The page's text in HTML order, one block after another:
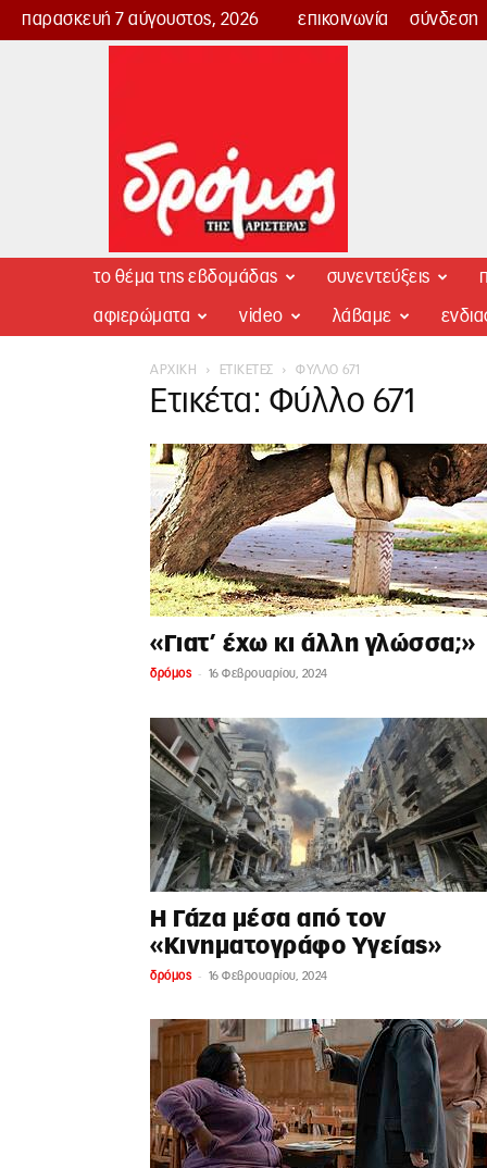
παρασκευή 7 αύγουστος, 2026 επικοινωνία σύνδεση
Δρόμος
το θέμα της εβδομάδας συνεντεύξεις
αφιερώματα video λάβαμε
ΑΡΧΙΚΉ ΕΤΙΚΈΤΕΣ ΦΎΛΛΟ 671
Ετικέτα: Φύλλο 671
«Γιατ’ έχω κι άλλη γλώσσα;»
δρόμος - 16 Φεβρουαρίου, 2024
Η Γάζα μέσα από τον
«Κινηματογράφο Υγείας»
δρόμος - 16 Φεβρουαρίου, 2024